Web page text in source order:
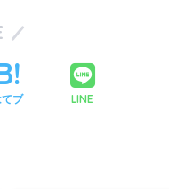
てブ LINE